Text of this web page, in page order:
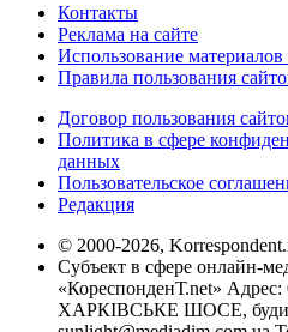
Контакты
Реклама на сайте
Использование материалов
Правила пользования
Договор пользования
Политика в сфере
данных
Пользовательское
Редакция
© 2000-2026,
Субъект в сфере онлайн-
«КореспонденТ.net» Адрес:
ХАРКІВСЬКЕ ШОСЕ,